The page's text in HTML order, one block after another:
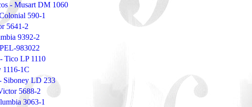
- Musart DM 1060
590-1
5641-2
9392-2
983022
Tico LP 1110
1116-1C
Siboney LD 233
5688-2
3063-1